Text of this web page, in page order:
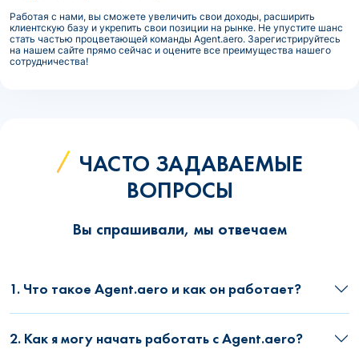
Работая с нами, вы сможете увеличить свои доходы, расширить
клиентскую базу и укрепить свои позиции на рынке. Не упустите шанс
стать частью процветающей команды Agent.aero. Зарегистрируйтесь
на нашем сайте прямо сейчас и оцените все преимущества нашего
сотрудничества!
ЧАСТО ЗАДАВАЕМЫЕ
ВОПРОСЫ
Вы спрашивали, мы отвечаем
1. Что такое Agent.aero и как он работает?
2. Как я могу начать работать с Agent.aero?